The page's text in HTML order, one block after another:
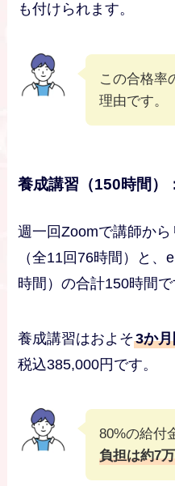
も付けられます。
この合格率
理由です。
養成講習（150時間）
週一回Zoomで講師か
（全11回76時間）と
時間）の合計150時間で
養成講習はおよそ3か
税込385,000円です。
80%の給付
負担は約7